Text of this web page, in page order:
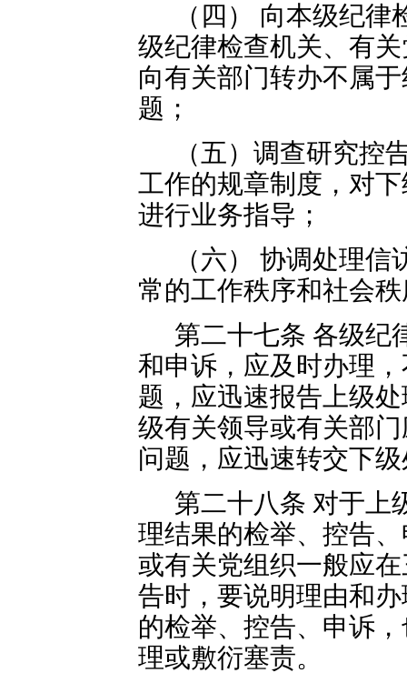
（四） 向本级纪
级纪律检查机关、有
向有关部门转办不属
题；
（五）调查研究控
工作的规章制度，对
进行业务指导；
（六） 协调处理
常的工作秩序和社会
第二十七条 各级纪
和申诉，应及时办理
题，应迅速报告上级
级有关领导或有关部
问题，应迅速转交下
第二十八条 对于上
理结果的检举、控告
或有关党组织一般应
告时，要说明理由和
的检举、控告、申诉
理或敷衍塞责。